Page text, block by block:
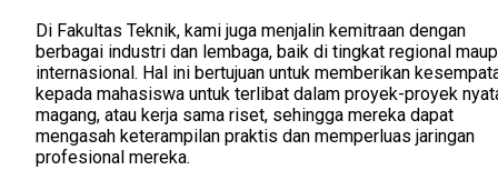
Di Fakultas Teknik, kami juga menjalin kemitraan dengan
berbagai industri dan lembaga, baik di tingkat regional
internasional. Hal ini bertujuan untuk memberikan
kepada mahasiswa untuk terlibat dalam proyek-proyek
magang, atau kerja sama riset, sehingga mereka dapat
mengasah keterampilan praktis dan memperluas jaringan
profesional mereka.